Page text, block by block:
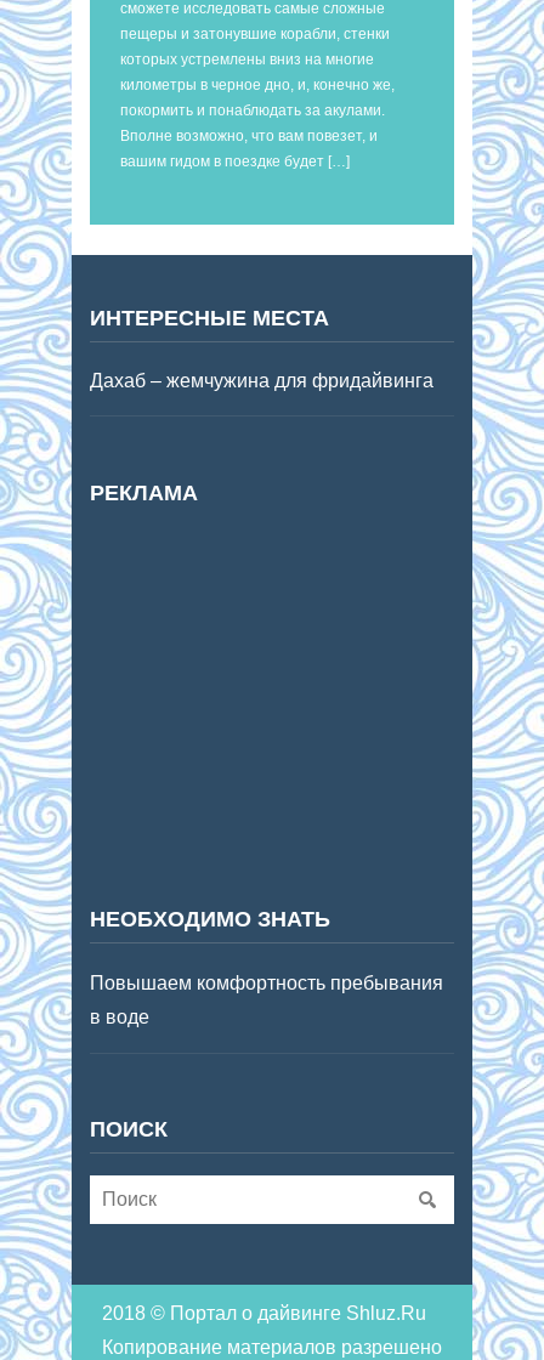
сможете исследовать самые сложные
пещеры и затонувшие корабли, стенки
которых устремлены вниз на многие
километры в черное дно, и, конечно же,
покормить и понаблюдать за акулами.
Вполне возможно, что вам повезет, и
вашим гидом в поездке будет […]
ИНТЕРЕСНЫЕ МЕСТА
Дахаб – жемчужина для фридайвинга
РЕКЛАМА
НЕОБХОДИМО ЗНАТЬ
Повышаем комфортность пребывания
в воде
ПОИСК
2018 © Портал о дайвинге Shluz.Ru
Копирование материалов разрешено